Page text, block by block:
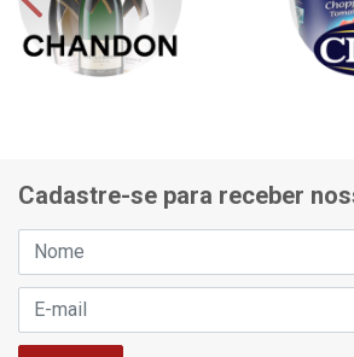
Cadastre-se para receber